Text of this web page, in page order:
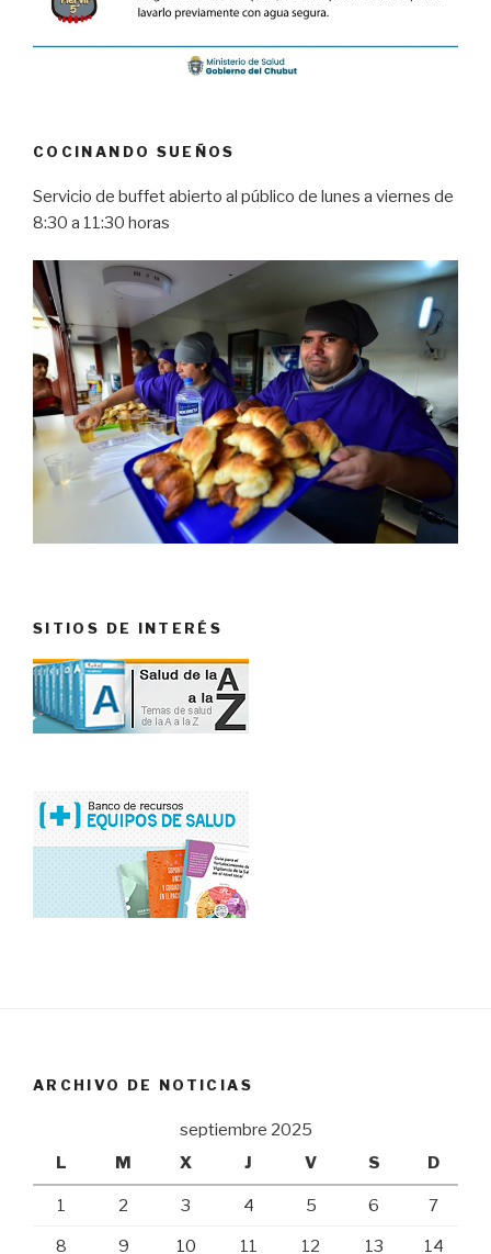
COCINANDO SUEÑOS
Servicio de buffet abierto al público de lunes a viernes de
8:30 a 11:30 horas
SITIOS DE INTERÉS
ARCHIVO DE NOTICIAS
septiembre 2025
L
M X J V S D
1 2 3 4 5 6 7
8 9 10 11 12 13 14